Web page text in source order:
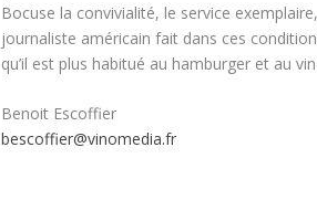
Bocuse la convivialité, le service
journaliste américain fait dans ces
qu’il est plus habitué au hamburger et au
Benoit Escoffier
bescoffier@vinomedia.fr